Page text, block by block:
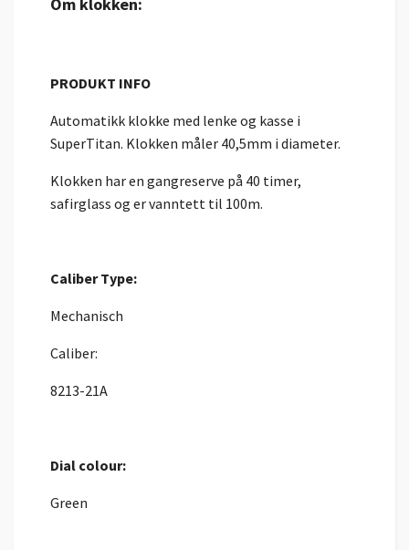
Om klokken:
PRODUKT INFO
Automatikk klokke med lenke og kasse i
SuperTitan. Klokken måler 40,5mm i diameter.
Klokken har en gangreserve på 40 timer,
safirglass og er vanntett til 100m.
Caliber Type:
Mechanisch
Caliber:
8213-21A
Dial colour:
Green